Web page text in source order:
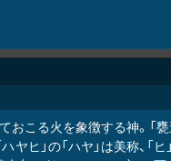
こる火を象徴する神。「甕
ヤヒ」の「ハヤ」は美称